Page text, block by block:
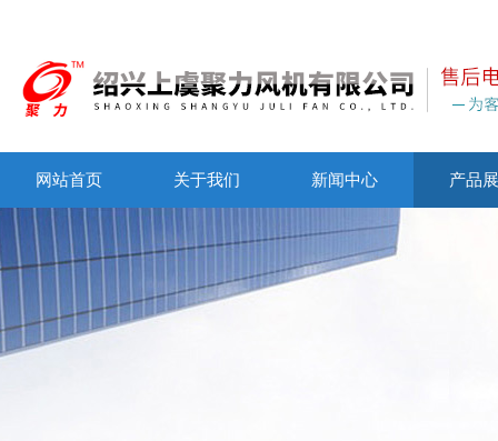
网站首页 关于我们 新闻中心 产品